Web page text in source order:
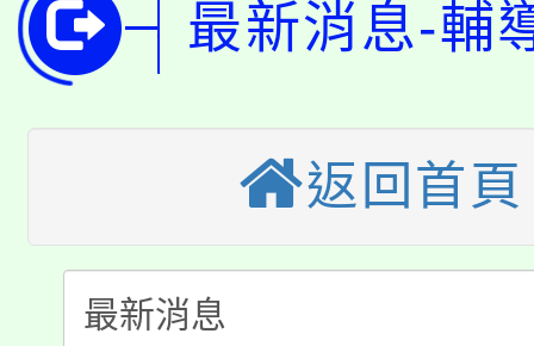
開!
115年桃園市運動會8/
田徑場及游泳池舉行。
桃園市低收入戶享有免
半價優惠，詳情可洽有
者。
大園自造教育及科技中
份教師增能研習
大溪自造教育及科技
份教師研習
淨零綠生活教案入校路
會
公告本校115學年度第
最新消息-輔
返回首頁